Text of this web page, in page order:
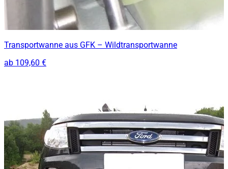
Transportwanne aus GFK – Wildtransportwanne
ab 109,60 €